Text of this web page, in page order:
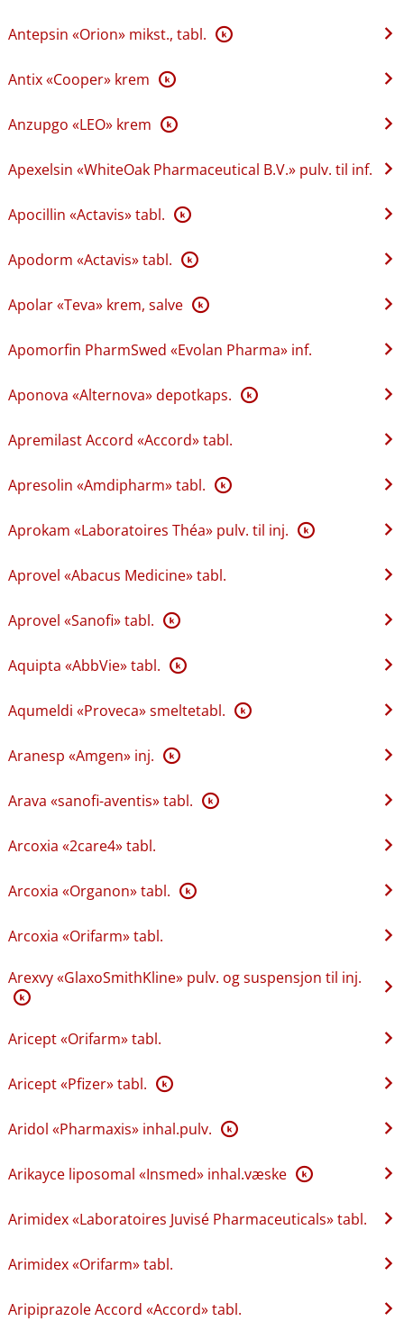
Antepsin «Orion» mikst., tabl. K
Antix «Cooper» krem K
Anzupgo «LEO» krem K
Apexelsin «WhiteOak Pharmaceutical B.V.» pulv. til inf.
Apocillin «Actavis» tabl. K
Apodorm «Actavis» tabl. K
Apolar «Teva» krem, salve K
Apomorfin PharmSwed «Evolan Pharma» inf.
Aponova «Alternova» depotkaps. K
Apremilast Accord «Accord» tabl.
Apresolin «Amdipharm» tabl. K
Aprokam «Laboratoires Théa» pulv. til inj. K
Aprovel «Abacus Medicine» tabl.
Aprovel «Sanofi» tabl. K
Aquipta «AbbVie» tabl. K
Aqumeldi «Proveca» smeltetabl. K
Aranesp «Amgen» inj. K
Arava «sanofi-aventis» tabl. K
Arcoxia «2care4» tabl.
Arcoxia «Organon» tabl. K
Arcoxia «Orifarm» tabl.
Arexvy «GlaxoSmithKline» pulv. og suspensjon til inj.
K
Aricept «Orifarm» tabl.
Aricept «Pfizer» tabl. K
Aridol «Pharmaxis» inhal.pulv. K
Arikayce liposomal «Insmed» inhal.væske K
Arimidex «Laboratoires Juvisé Pharmaceuticals» tabl.
Arimidex «Orifarm» tabl.
Aripiprazole Accord «Accord» tabl.